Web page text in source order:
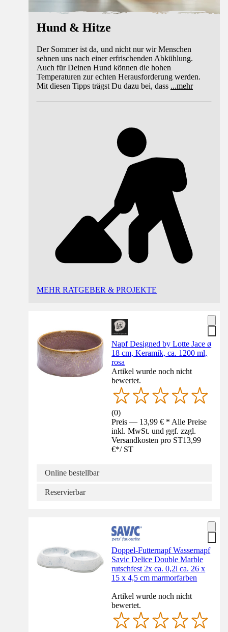
Hund & Hitze
Der Sommer ist da, und nicht nur wir Menschen
sehnen uns nach einer erfrischenden Abkühlung.
Auch für Deinen Hund können die hohen
Temperaturen zur echten Herausforderung werden.
Mit diesen Tipps trägst Du dazu bei, dass ...mehr
MEHR RATGEBER & PROJEKTE
Napf Designed by Lotte Jace ø
18 cm, Keramik, ca. 1200 ml,
rosa
Artikel wurde noch nicht
bewertet.
(0)
Preis — 13,99 € * Alle Preise
inkl. MwSt. und ggf. zzgl.
Versandkosten pro ST13,99
€*/ ST
Online bestellbar
Reservierbar
Doppel-Futternapf Wassernapf
Savic Delice Double Marble
rutschfest 2x ca. 0,2l ca. 26 x
15 x 4,5 cm marmorfarben
Artikel wurde noch nicht
bewertet.